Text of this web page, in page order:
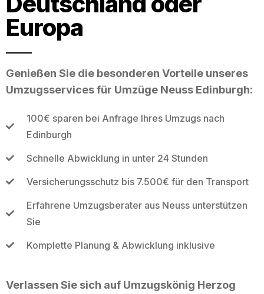
Europa
Genießen Sie die besonderen Vorteile unseres
Umzugsservices für Umzüge Neuss Edinburgh:
100€ sparen bei Anfrage Ihres Umzugs nach
Edinburgh
Schnelle Abwicklung in unter 24 Stunden
Versicherungsschutz bis 7.500€ für den Transport
Erfahrene Umzugsberater aus Neuss unterstützen
Sie
Komplette Planung & Abwicklung inklusive
Verlassen Sie sich auf Umzugskönig Herzog